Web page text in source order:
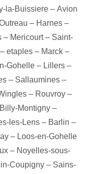
la-Buissiere– Avion
– Harnes –
– Mericourt– Saint-
– etaples – Marck –
Gohelle– Lillers–
– Sallaumines –
– Rouvroy –
Billy-Montigny –
les-Lens – Barlin –
– Loos-en-Gohelle
– Noyelles-sous-
Coupigny – Sains-